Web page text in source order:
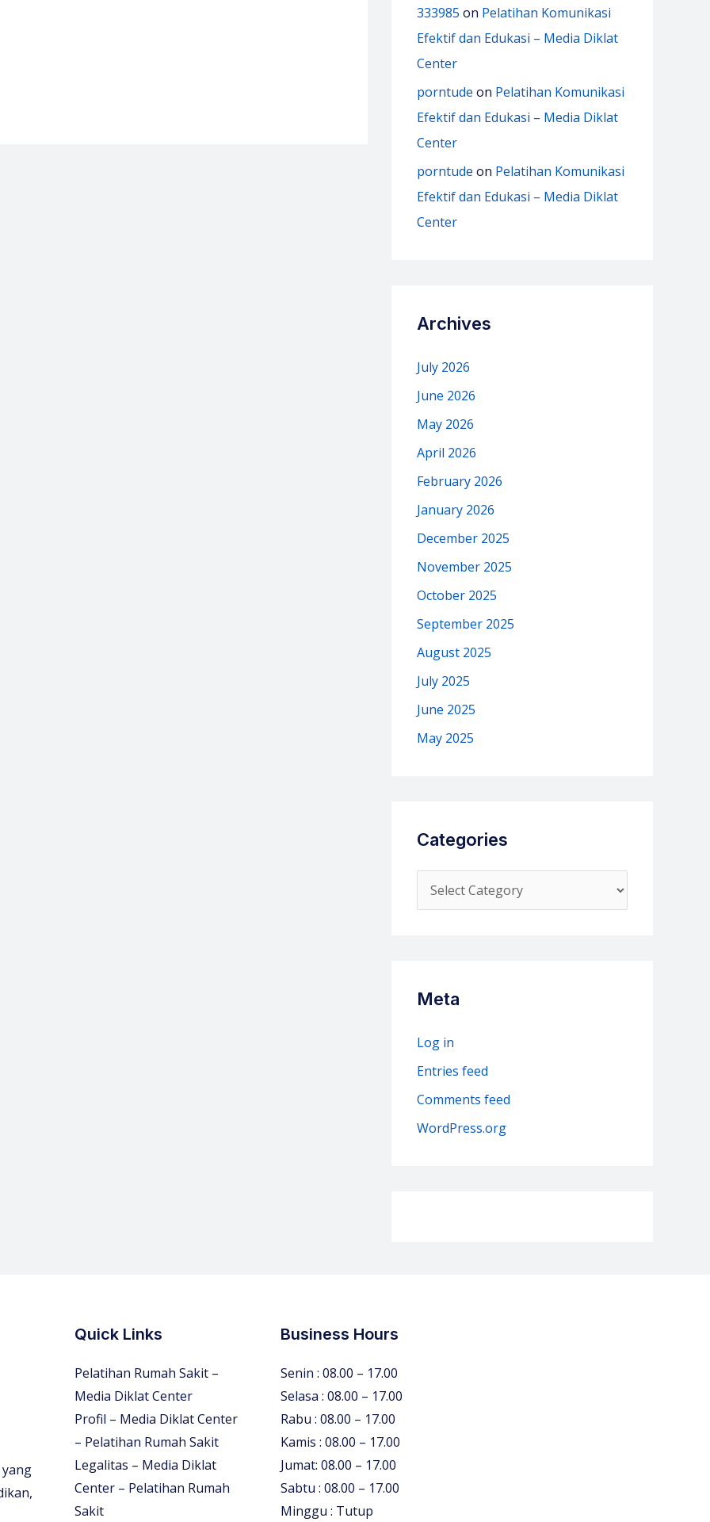
333985 on Pelatihan Komunikasi
Efektif dan Edukasi – Media Diklat
Center
porntude on Pelatihan Komunikasi
Efektif dan Edukasi – Media Diklat
Center
porntude on Pelatihan Komunikasi
Efektif dan Edukasi – Media Diklat
Center
Archives
July 2026
June 2026
May 2026
April 2026
February 2026
January 2026
December 2025
November 2025
October 2025
September 2025
August 2025
July 2025
June 2025
May 2025
Categories
a
o
r
Meta
Log in
Entries feed
Comments feed
WordPress.org
Quick Links
Pelatihan Rumah Sakit –
Media Diklat Center
Profil – Media Diklat Center
– Pelatihan Rumah Sakit
Legalitas – Media Diklat
Center – Pelatihan Rumah
Sakit
Business Hours
Senin : 08.00 – 17.00
Selasa : 08.00 – 17.00
Rabu : 08.00 – 17.00
Kamis : 08.00 – 17.00
Jumat: 08.00 – 17.00
Sabtu : 08.00 – 17.00
Minggu : Tutup